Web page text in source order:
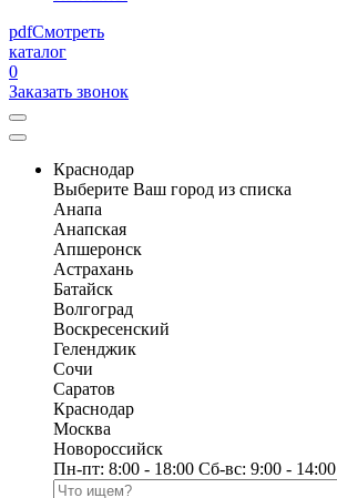
pdfСмотреть
каталог
0
Заказать звонок
Краснодар
Выберите Ваш город из списка
Анапа
Анапская
Апшеронск
Астрахань
Батайск
Волгоград
Воскресенский
Геленджик
Сочи
Саратов
Краснодар
Москва
Новороссийск
Пн-пт: 8:00 - 18:00 Сб-вс: 9:00 - 14:00
Поиск по каталогу